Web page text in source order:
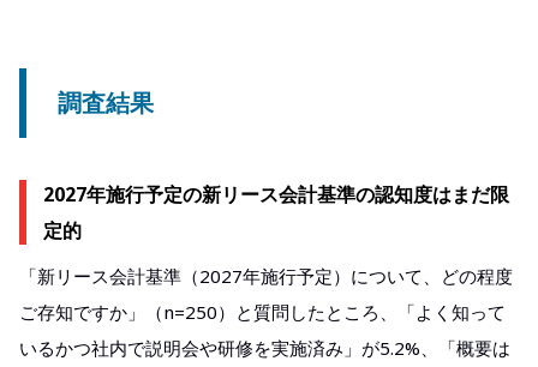
調査結果
2027年施行予定の新リース会計基準の認知度はまだ限
定的​
「新リース会計基準（2027年施行予定）について、どの程度
ご存知ですか」（n=250）と質問したところ、「よく知って
いるかつ社内で説明会や研修を実施済み」が5.2%、「概要は